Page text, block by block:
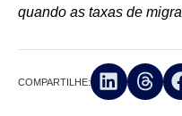
quando as taxas de
COMPARTILHE: